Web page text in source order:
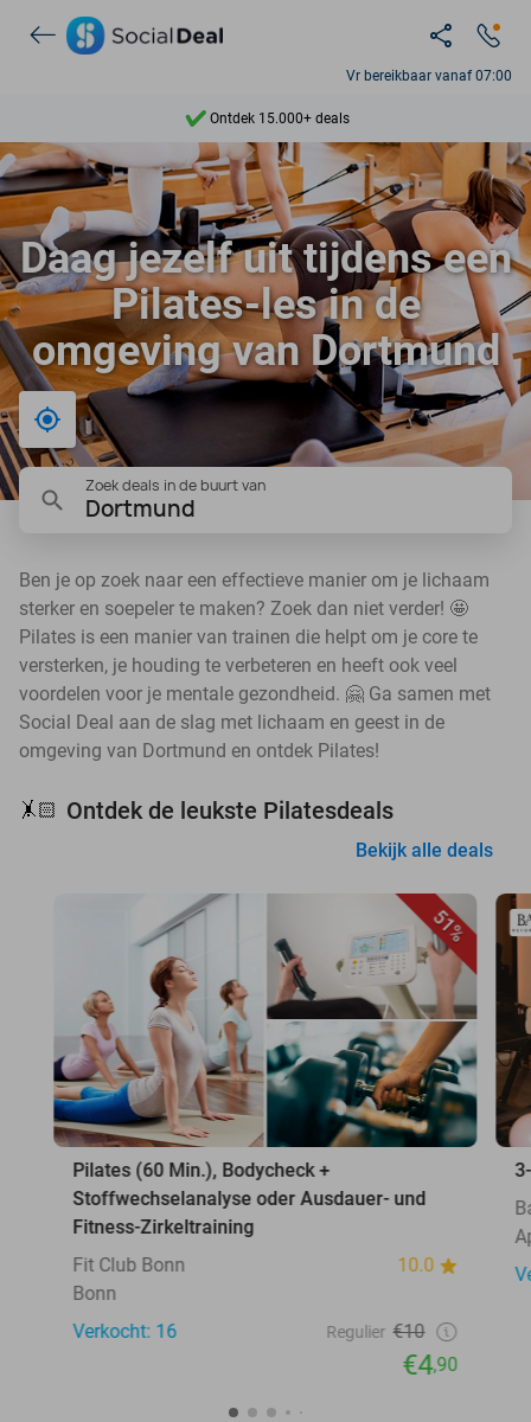
Vr bereikbaar vanaf 07:00
Ontdek 15.000+ deals
7 dagen per week beschikbaar
10+ miljoen leden
9,4
Ontdek 15.000+ deals
Daag jezelf uit tijdens een
Pilates-les in de
omgeving van Dortmund
Bij mij in de buurt
Zoek deals in de buurt van
Dortmund
Ben je op zoek naar een effectieve manier om je lichaam
sterker en soepeler te maken? Zoek dan niet verder! 🤩
Pilates is een manier van trainen die helpt om je core te
versterken, je houding te verbeteren en heeft ook veel
voordelen voor je mentale gezondheid. 🤗 Ga samen met
Social Deal aan de slag met lichaam en geest in de
omgeving van Dortmund en ontdek Pilates!
🤸🏻 Ontdek de leukste Pilatesdeals
Bekijk alle deals
51%
Pilates (60 Min.), Bodycheck +
Stoffwechselanalyse oder Ausdauer- und
Fitness-Zirkeltraining
Fit Club Bonn
10.0
Bonn
Verkocht: 16
Regulier €10
€4,90